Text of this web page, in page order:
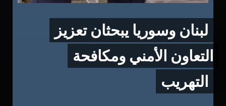
لبنان وسوريا يبحثان تعزيز
التعاون الأمني ومكافحة
التهريب